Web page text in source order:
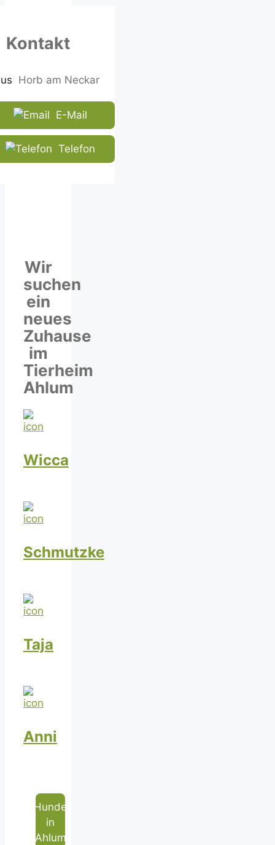
CAPTCHA
ensure
you
are
human.
Kontakt
Horb am Neckar
E-Mail
Telefon
Wir
suchen
ein
neues
Zuhause
im
Tierheim
Ahlum
Wicca
Schmutzke
Taja
Anni
Hunde
in
Ahlum